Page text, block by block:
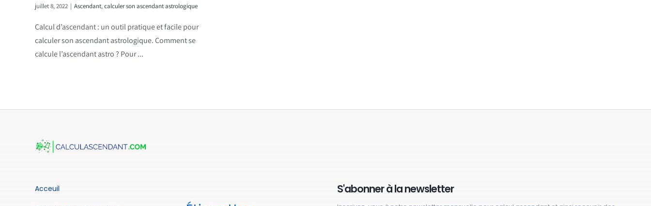
juillet 8, 2022 | Ascendant,calculer son ascendant astrologique
Calcul d’ascendant : un outil pratique et facile pour
calculer son ascendant astrologique. Comment se
calcule l’ascendant astro ? Pour ...
Acceuil S'abonner à la newsletter